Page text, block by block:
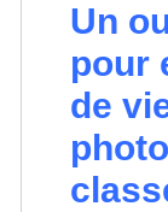
Un
pour
de